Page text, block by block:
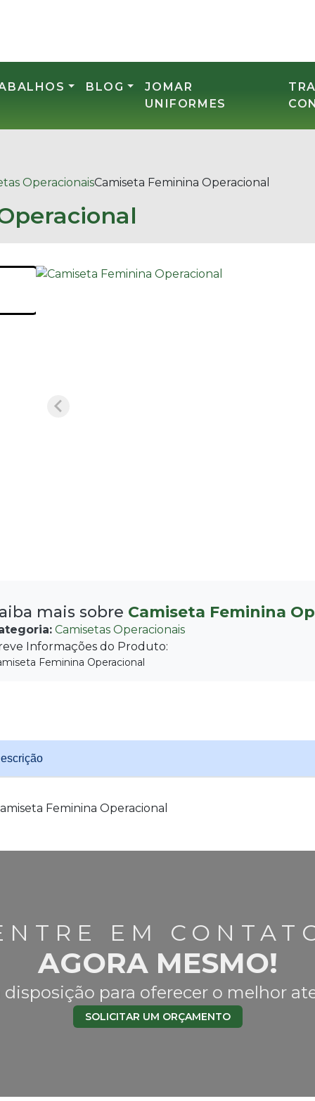
BLOG
JOMAR
UNIFORMES
OperacionaisCamiseta Feminina Operacional
mais sobre Camiseta Feminina
Camisetas Operacionais
Informações do Produto:
Feminina Operacional
Feminina Operacional
EM
AGORA MESMO!
disposição para oferecer o melhor
SOLICITAR UM ORÇAMENTO